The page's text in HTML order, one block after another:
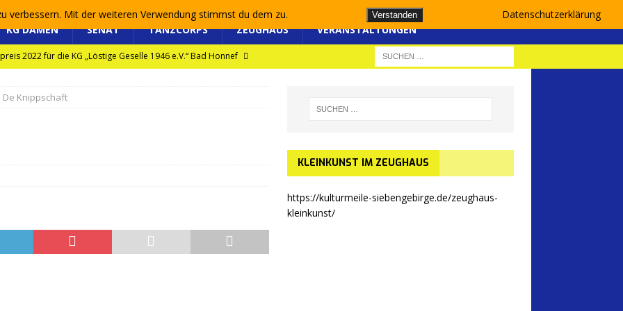
KG DAMEN SENAT TANZCORPS ZEUGHAUS VERANSTALTUNGEN
Kleinkunstpreis
NEWS
2025
De Knippschaft
KLEINKUNST IM ZEUGHAUS
https://kulturmeile-siebengebirge.de/zeughaus-
kleinkunst/
verbessern. Mit der weiteren Verwendung stimmst du dem zu. Verstanden Datenschutzerklärung